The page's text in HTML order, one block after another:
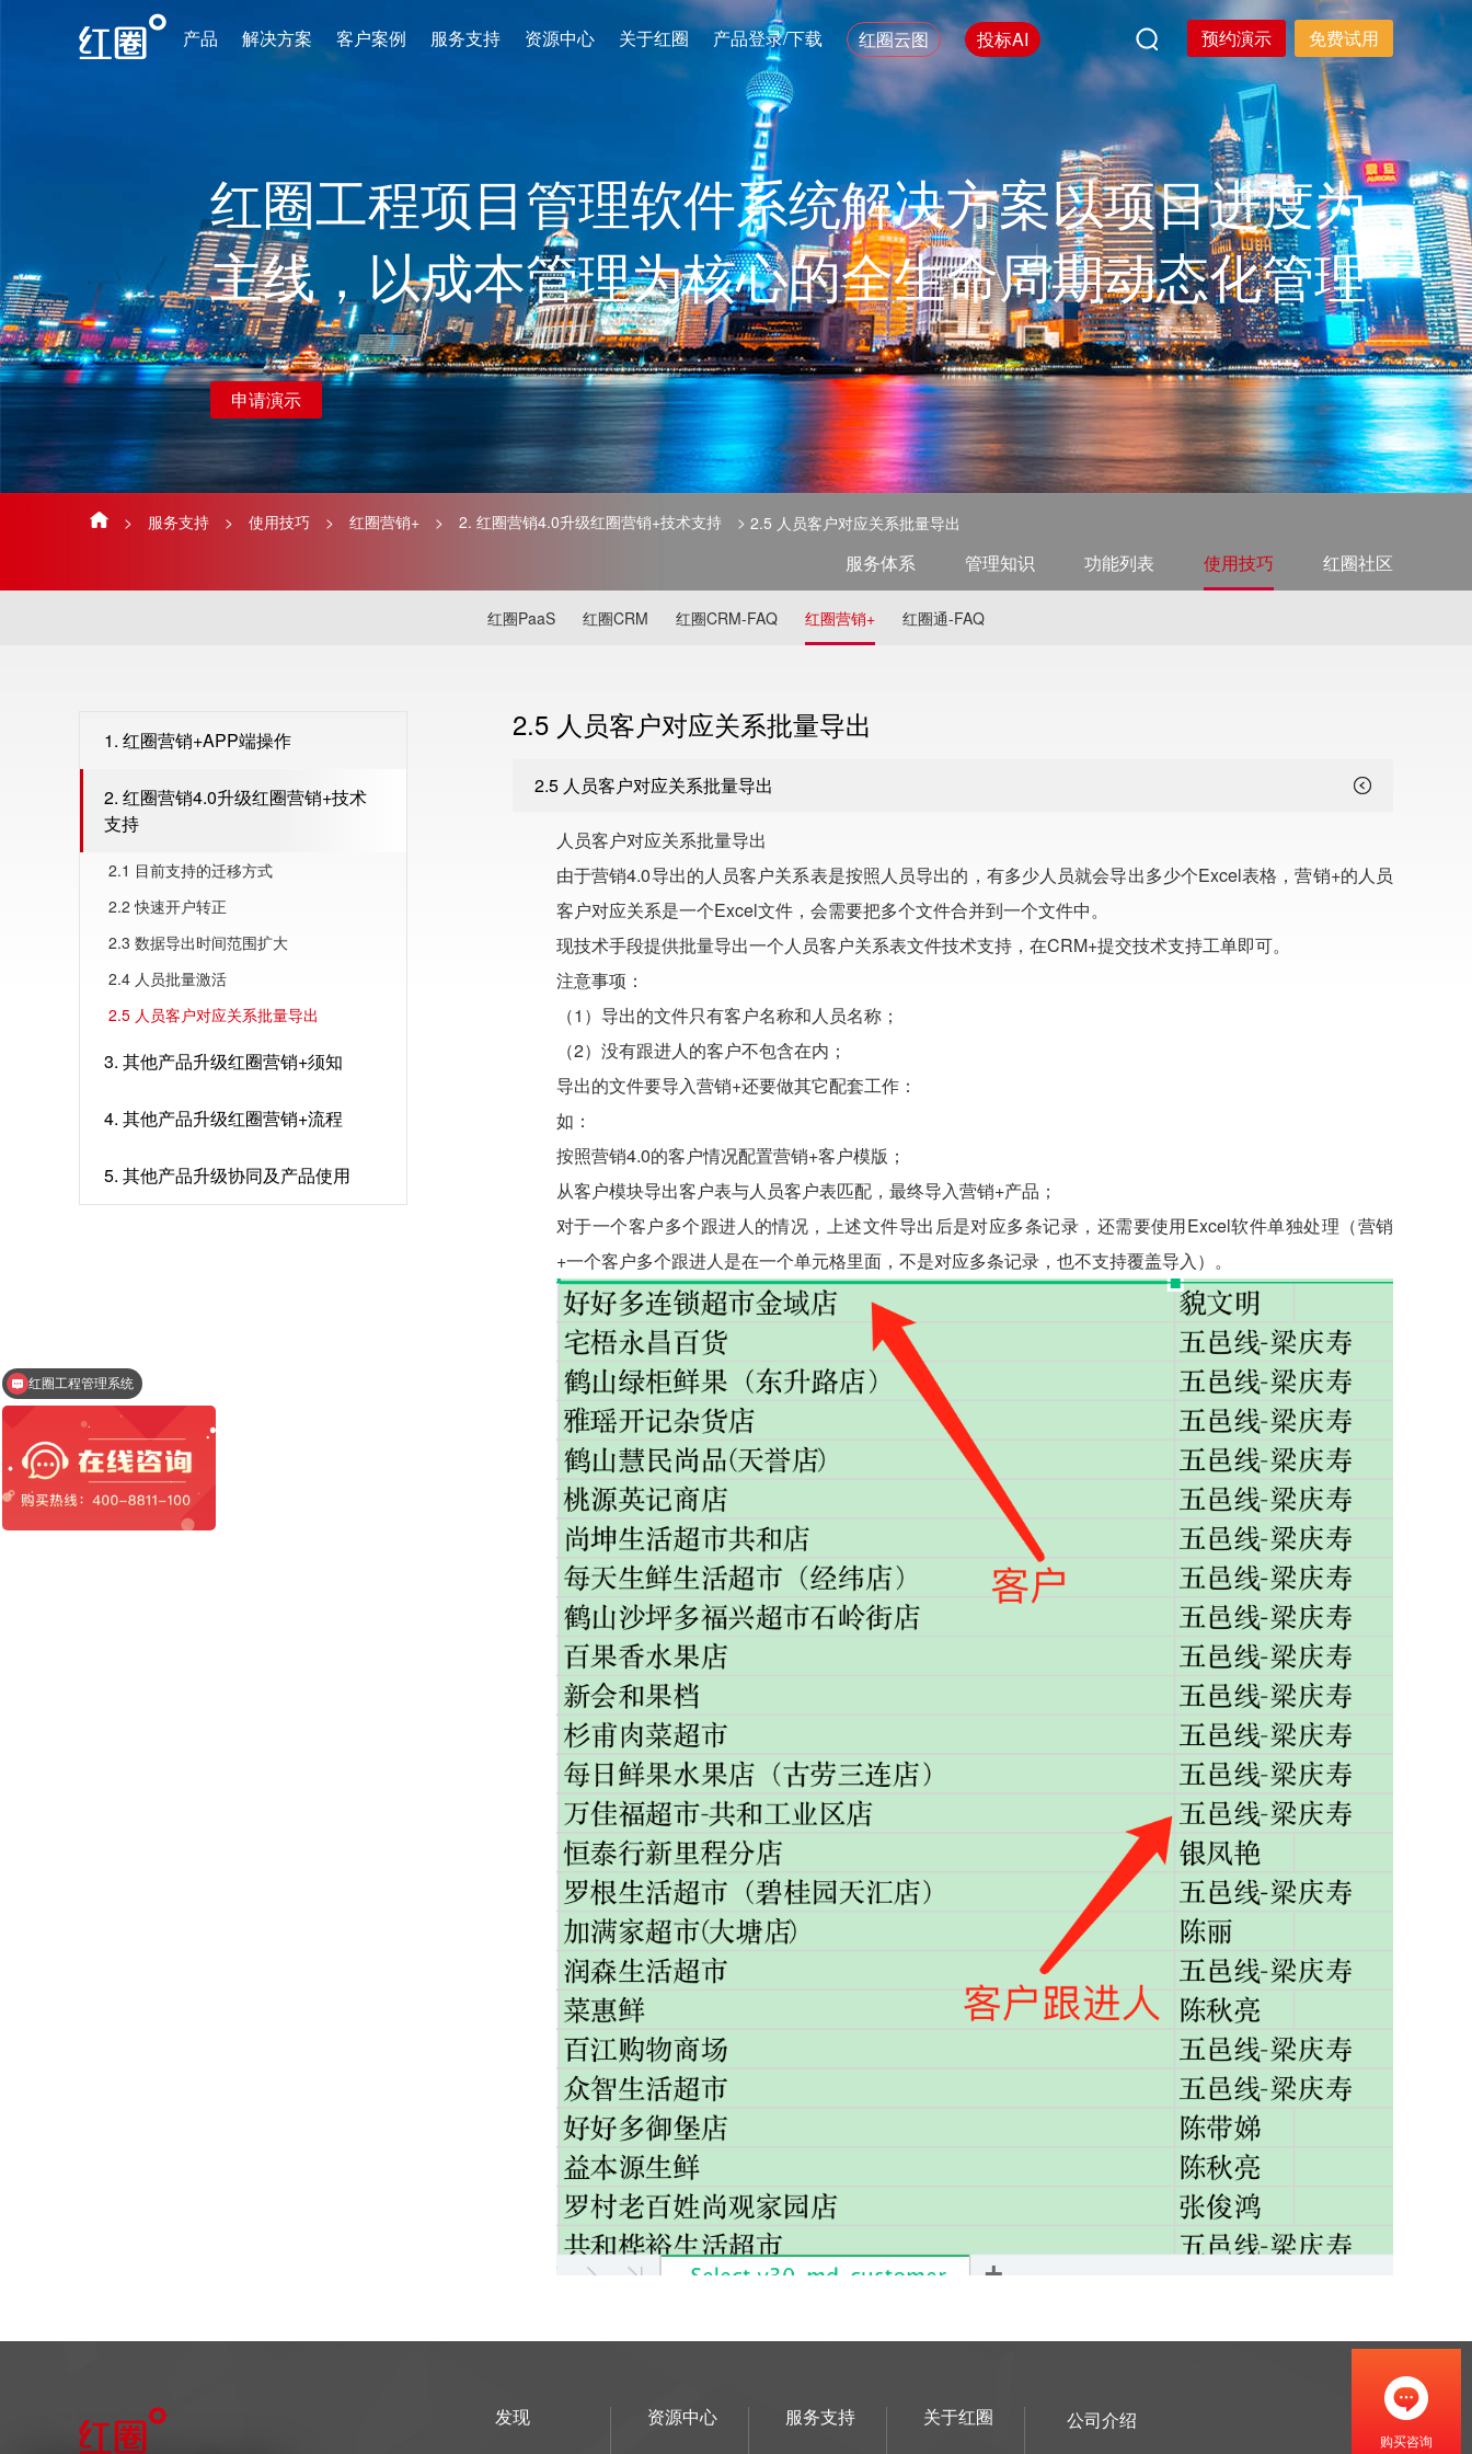
产品 解决方案 客户案例 服务支持 资源中心 关于红圈 产品登录/下载 红圈云图 投标AI 预约演示 免费试用
红圈工程项目管理软件系统解决方案以项目进度为
主线，以成本管理为核心的全生命周期动态化管理
申请演示
> 服务支持 > 使用技巧 > 红圈营销+ > 2. 红圈营销4.0升级红圈营销+技术支持 > 2.5 人员客户对应关系批量导出
服务体系 管理知识 功能列表 使用技巧 红圈社区
红圈PaaS 红圈CRM 红圈CRM-FAQ 红圈营销+ 红圈通-FAQ
1. 红圈营销+APP端操作
2. 红圈营销4.0升级红圈营销+技术
支持
2.1 目前支持的迁移方式
2.2 快速开户转正
2.3 数据导出时间范围扩大
2.4 人员批量激活
2.5 人员客户对应关系批量导出
3. 其他产品升级红圈营销+须知
4. 其他产品升级红圈营销+流程
5. 其他产品升级协同及产品使用
2.5 人员客户对应关系批量导出
2.5 人员客户对应关系批量导出
人员客户对应关系批量导出
由于营销4.0导出的人员客户关系表是按照人员导出的，有多少人员就会导出多少个Excel表格，营销+的人员
客户对应关系是一个Excel文件，会需要把多个文件合并到一个文件中。
现技术手段提供批量导出一个人员客户关系表文件技术支持，在CRM+提交技术支持工单即可。
注意事项：
（1）导出的文件只有客户名称和人员名称；
（2）没有跟进人的客户不包含在内；
导出的文件要导入营销+还要做其它配套工作：
如：
按照营销4.0的客户情况配置营销+客户模版；
从客户模块导出客户表与人员客户表匹配，最终导入营销+产品；
对于一个客户多个跟进人的情况，上述文件导出后是对应多条记录，还需要使用Excel软件单独处理（营销
+一个客户多个跟进人是在一个单元格里面，不是对应多条记录，也不支持覆盖导入）。
发现 资源中心 服务支持 关于红圈 公司介绍
购买咨询
红圈工程管理系统